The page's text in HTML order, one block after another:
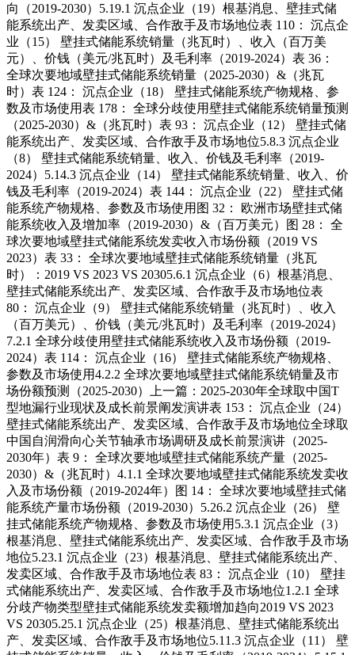
向（2019-2030）5.19.1 沉点企业（19）根基消息、壁挂式储
能系统出产、发卖区域、合作敌手及市场地位表 110： 沉点企
业（15） 壁挂式储能系统销量（兆瓦时）、收入（百万美
元）、价钱（美元/兆瓦时）及毛利率（2019-2024）表 36：
全球次要地域壁挂式储能系统销量（2025-2030）&（兆瓦
时）表 124： 沉点企业（18） 壁挂式储能系统产物规格、参
数及市场使用表 178： 全球分歧使用壁挂式储能系统销量预测
（2025-2030）&（兆瓦时）表 93： 沉点企业（12） 壁挂式储
能系统出产、发卖区域、合作敌手及市场地位5.8.3 沉点企业
（8） 壁挂式储能系统销量、收入、价钱及毛利率（2019-
2024）5.14.3 沉点企业（14） 壁挂式储能系统销量、收入、价
钱及毛利率（2019-2024）表 144： 沉点企业（22） 壁挂式储
能系统产物规格、参数及市场使用图 32： 欧洲市场壁挂式储
能系统收入及增加率（2019-2030）&（百万美元）图 28： 全
球次要地域壁挂式储能系统发卖收入市场份额（2019 VS
2023）表 33： 全球次要地域壁挂式储能系统销量（兆瓦
时）：2019 VS 2023 VS 20305.6.1 沉点企业（6）根基消息、
壁挂式储能系统出产、发卖区域、合作敌手及市场地位表
80： 沉点企业（9） 壁挂式储能系统销量（兆瓦时）、收入
（百万美元）、价钱（美元/兆瓦时）及毛利率（2019-2024）
7.2.1 全球分歧使用壁挂式储能系统收入及市场份额（2019-
2024）表 114： 沉点企业（16） 壁挂式储能系统产物规格、
参数及市场使用4.2.2 全球次要地域壁挂式储能系统销量及市
场份额预测（2025-2030）上一篇：2025-2030年全球取中国T
型地漏行业现状及成长前景阐发演讲表 153： 沉点企业（24）
壁挂式储能系统出产、发卖区域、合作敌手及市场地位全球取
中国自润滑向心关节轴承市场调研及成长前景演讲（2025-
2030年）表 9： 全球次要地域壁挂式储能系统产量（2025-
2030）&（兆瓦时）4.1.1 全球次要地域壁挂式储能系统发卖收
入及市场份额（2019-2024年）图 14： 全球次要地域壁挂式储
能系统产量市场份额（2019-2030）5.26.2 沉点企业（26） 壁
挂式储能系统产物规格、参数及市场使用5.3.1 沉点企业（3）
根基消息、壁挂式储能系统出产、发卖区域、合作敌手及市场
地位5.23.1 沉点企业（23）根基消息、壁挂式储能系统出产、
发卖区域、合作敌手及市场地位表 83： 沉点企业（10） 壁挂
式储能系统出产、发卖区域、合作敌手及市场地位1.2.1 全球
分歧产物类型壁挂式储能系统发卖额增加趋向2019 VS 2023
VS 20305.25.1 沉点企业（25）根基消息、壁挂式储能系统出
产、发卖区域、合作敌手及市场地位5.11.3 沉点企业（11） 壁